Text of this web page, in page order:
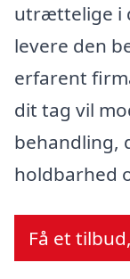
utrættelige i
levere den
erfarent
dit tag vil
behandling,
holdbarhed
Få et